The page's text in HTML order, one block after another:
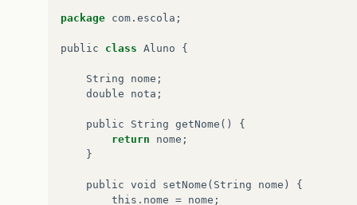
System
}
package com . escola ;
public class Aluno {
String nome ;
double
nota ;
public String getNome ()
{
return
nome ;
}
public void setNome ( String nome )
{
this . nome = nome ;